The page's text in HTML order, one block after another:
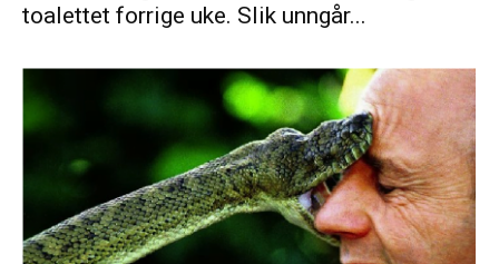
toalettet forrige uke. Slik unngår...